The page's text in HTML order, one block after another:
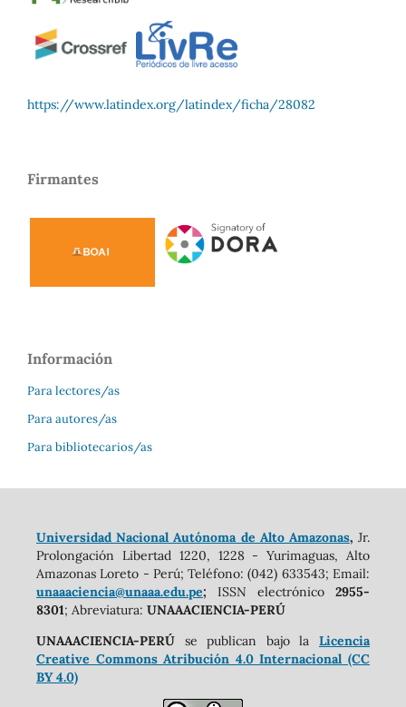
https://www.latindex.org/latindex/ficha/28082
Firmantes
Información
Para lectores/as
Para autores/as
Para bibliotecarios/as
Universidad Nacional Autónoma de Alto Amazonas, Jr.
Prolongación Libertad 1220, 1228 - Yurimaguas, Alto
Amazonas Loreto - Perú; Teléfono: (042) 633543; Email:
unaaaciencia@unaaa.edu.pe; ISSN electrónico2955-
8301; Abreviatura: UNAAACIENCIA-PERÚ
UNAAACIENCIA-PERÚse publican bajo laLicencia
Creative Commons Atribución 4.0 Internacional (CC
BY 4.0)